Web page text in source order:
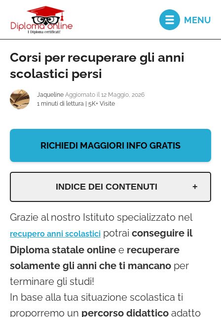
Diploma
online
Secondo
Recupero
Anni
Scolastici
debiti
formativi
In
evidenza
MENU
Corsi per recuperare gli anni
scolastici persi
Jaqueline Aggiornato il 12 Maggio, 2026
1 minuti di lettura
5K+ Visite
RICHIEDI MAGGIORI INFO GRATIS
INDICE DEI CONTENUTI
Grazie al nostro Istituto specializzato nel
recupero anni scolastici potrai conseguire il
Diploma statale online e recuperare
solamente gli anni che ti mancano per
terminare gli studi!
In base alla tua situazione scolastica ti
proporremo un percorso didattico adatto